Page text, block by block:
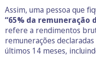
Assim, uma pessoa que
“65% da remuneração
refere a rendimentos
remunerações
últimos 14 meses,